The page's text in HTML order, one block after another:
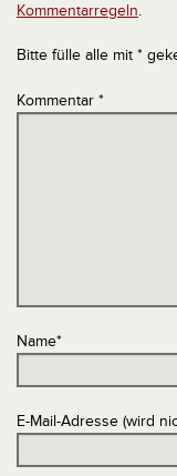
Kommentarregeln.
Bitte fülle alle mit *
Kommentar *
Name*
E-Mail-Adresse (wird